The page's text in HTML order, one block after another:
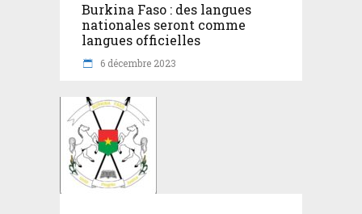
Burkina Faso : des langues
nationales seront comme
langues officielles
6 décembre 2023